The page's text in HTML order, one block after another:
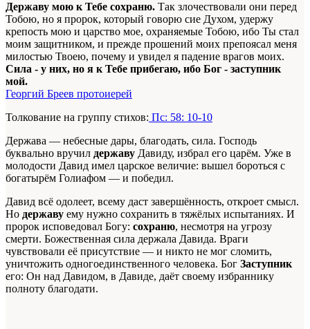
Державу мою к Тебе сохраню. Так злочествовали они перед
Тобою, но я пророк, который говорю сие Духом, удержу
крепость мою и царство мое, охраняемые Тобою, ибо Ты стал
моим защитником, и прежде прошений моих препоясал меня
милостью Твоею, почему и увидел я падение врагов моих.
Сила - у них, но я к Тебе прибегаю, ибо Бог - заступник
мой.
Георгий Бреев протоиерей
Толкование на группу стихов: Пс: 58: 10-10
Держава — небесные дары, благодать, сила. Господь
буквально вручил державу Давиду, избрал его царём. Уже в
молодости Давид имел царское величие: вышел бороться с
богатырём Голиафом — и победил.
Давид всё одолеет, всему даст завершённость, откроет смысл.
Но державу ему нужно сохранить в тяжёлых испытаниях. И
пророк исповедовал Богу: сохраню, несмотря на угрозу
смерти. Божественная сила держала Давида. Враги
чувствовали её присутствие — и никто не мог сломить,
уничтожить одногоединственного человека. Бог Заступник
его: Он над Давидом, в Давиде, даёт своему избраннику
полноту благодати.